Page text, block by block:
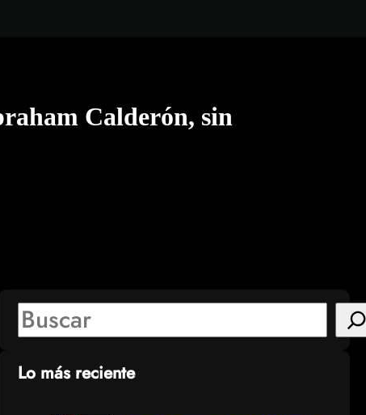
Calderón, sin
S
eLo más reciente